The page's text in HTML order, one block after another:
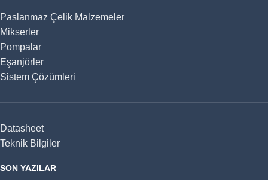
Paslanmaz Çelik Malzemeler
Mikserler
Pompalar
Eşanjörler
Sistem Çözümleri
Datasheet
Teknik Bilgiler
SON YAZILAR